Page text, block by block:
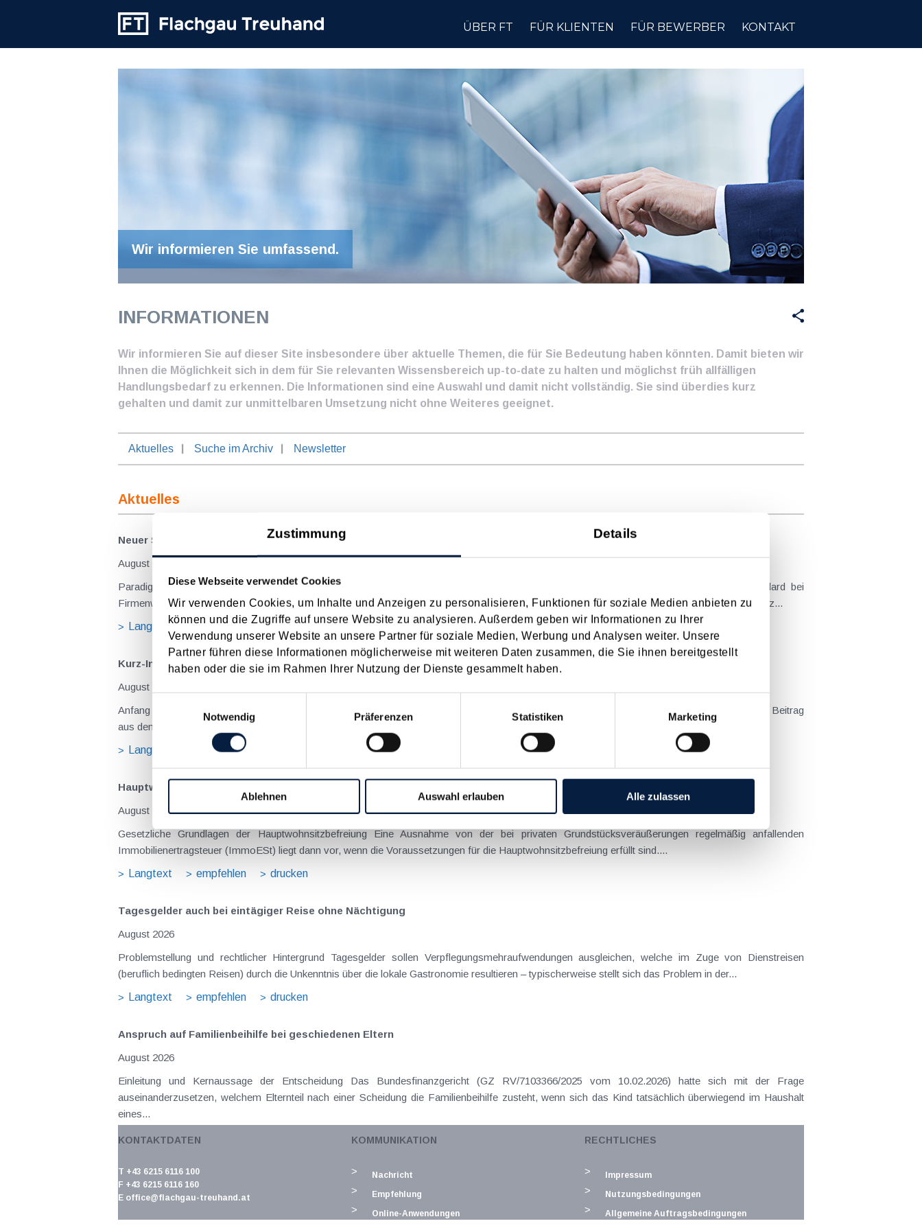
Zustimmung Details
Diese Webseite verwendet Cookies
Wir verwenden Cookies, um Inhalte und Anzeigen zu personalisieren, Funktionen für soziale Medien anbieten zu
können und die Zugriffe auf unsere Website zu analysieren. Außerdem geben wir Informationen zu Ihrer
Verwendung unserer Website an unsere Partner für soziale Medien, Werbung und Analysen weiter. Unsere
Partner führen diese Informationen möglicherweise mit weiteren Daten zusammen, die Sie ihnen bereitgestellt
haben oder die sie im Rahmen Ihrer Nutzung der Dienste gesammelt haben.
Notwendig
Präferenzen Statistiken Marketing
Ablehnen Auswahl erlauben Alle zulassen
ÜBER FT FÜR KLIENTEN FÜR BEWERBER KONTAKT
Wir informieren Sie umfassend.
INFORMATIONEN
Wir informieren Sie auf dieser Site insbesondere über aktuelle Themen, die für Sie Bedeutung haben könnten. Damit bieten wir
Ihnen die Möglichkeit sich in dem für Sie relevanten Wissensbereich up-to-date zu halten und möglichst früh allfälligen
Handlungsbedarf zu erkennen. Die Informationen sind eine Auswahl und damit nicht vollständig. Sie sind überdies kurz
gehalten und damit zur unmittelbaren Umsetzung nicht ohne Weiteres geeignet.
Aktuelles Suche im Archiv Newsletter
Aktuelles
Neuer Sachbezug ab 2027 für E-Firmenwagen und die Rolle von Arbeitnehmer​­beiträgen
August 2026
Paradigmenwechsel bei der Besteuerung von E-Dienstwagen Über Jahre hinweg galten reine Elektrofahrzeuge als steuerlicher Goldstandard bei
Firmenwagenmodellen. Die private Nutzung eines E-Dienstwagens war für Arbeitnehmer vollständig sachbezugsfrei. Mit dem Budgetbegleitgesetz...
Langtext
empfehlen drucken
Kurz-Info: Budgetbegleitgesetz 2027-2028 im Nationalrat beschlossen
August 2026
Anfang Juli 2026 ist das Budgetbegleitgesetz 2027-2028 im Nationalrat beschlossen worden. Verglichen mit der Regierungsvorlage ( siehe dazu Beitrag
aus dem Juli 2026 ) ist es dabei vereinzelt noch zu wichtigen Änderungen gekommen. Kein Progressionsvorbehalt bei der Erhöhung der...
Langtext
empfehlen
Hauptwohnsitz​­befreiung – Verfügungsgewalt muss laut BFG in zeitlichem Zusammenhang mit dem Kaufvertrag stehen
August 2026
Gesetzliche Grundlagen der Hauptwohnsitzbefreiung Eine Ausnahme von der bei privaten Grundstücksveräußerungen regelmäßig anfallenden
Immobilienertragsteuer (ImmoESt) liegt dann vor, wenn die Voraussetzungen für die Hauptwohnsitzbefreiung erfüllt sind....
Langtext
empfehlen drucken
Tagesgelder auch bei eintägiger Reise ohne Nächtigung
August 2026
Problemstellung und rechtlicher Hintergrund Tagesgelder sollen Verpflegungsmehraufwendungen ausgleichen, welche im Zuge von Dienstreisen
(beruflich bedingten Reisen) durch die Unkenntnis über die lokale Gastronomie resultieren – typischerweise stellt sich das Problem in der...
Langtext
empfehlen drucken
Anspruch auf Familienbeihilfe bei geschiedenen Eltern
August 2026
Einleitung und Kernaussage der Entscheidung Das Bundesfinanzgericht (GZ RV/7103366/2025 vom 10.02.2026) hatte sich mit der Frage
auseinanderzusetzen, welchem Elternteil nach einer Scheidung die Familienbeihilfe zusteht, wenn sich das Kind tatsächlich überwiegend im Haushalt
eines...
Langtext
empfehlen
allowed length of 40 characters.Error: The "related" parameter exceeds the maximum allowed length of 40 characters.
KONTAKTDATEN
T +43 6215 6116 100
F +43 6215 6116 160
E office@flachgau-treuhand.at
KOMMUNIKATION
Nachricht
Empfehlung
Online-Anwendungen
RECHTLICHES
Impressum
Nutzungsbedingungen
Allgemeine Auftragsbedingungen